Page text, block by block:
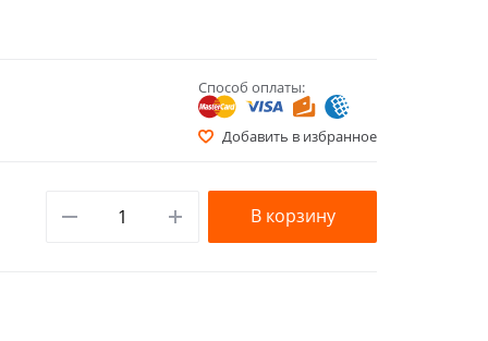
Способ оплаты:
Добавить в избранное
В корзину